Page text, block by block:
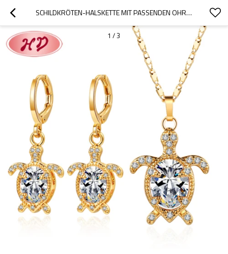
SCHILDKRÖTEN-HALSKETTE MIT PASSENDEN OHRRINGEN | IMPORT-SCHMUCKSET MIT TIERANHÄNGERN | ZIRKONIA 18 KARAT VERGOLDET
1 /3